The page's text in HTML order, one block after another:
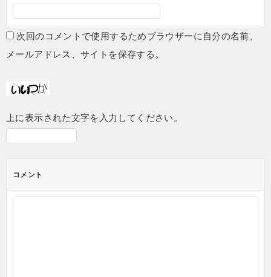
次回のコメントで使用するためブラウザーに自分の名前、
メールアドレス、サイトを保存する。
上に表示された文字を入力してください。
コメント